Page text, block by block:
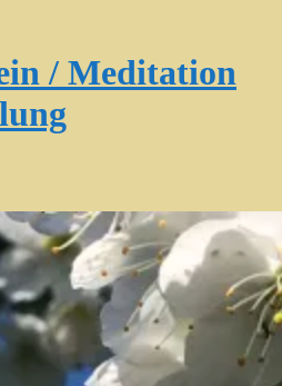
/ Meditation